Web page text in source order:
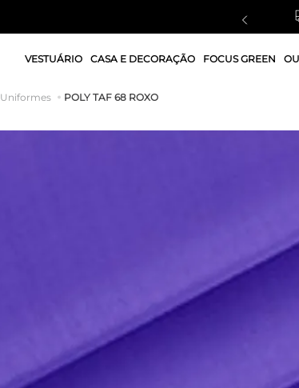
VESTUÁRIO CASA E DECORAÇÃO FOCUS GREEN
Uniformes POLY TAF 68 ROXO